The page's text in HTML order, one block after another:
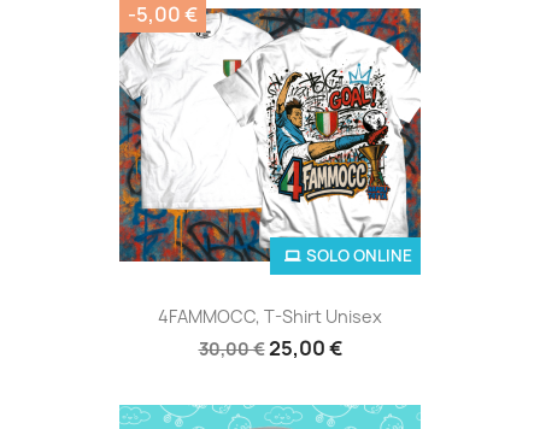
4FAMMOCC, T-Shirt Unisex
30,00 €25,00 €
SOLO ONLINE
-5,00 €